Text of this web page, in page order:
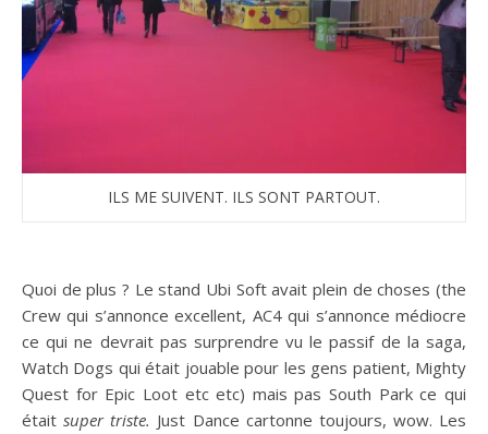
ILS ME SUIVENT. ILS SONT PARTOUT.
Quoi de plus ? Le stand Ubi Soft avait plein de choses (the
Crew qui s’annonce excellent, AC4 qui s’annonce médiocre
ce qui ne devrait pas surprendre vu le passif de la saga,
Watch Dogs qui était jouable pour les gens patient, Mighty
Quest for Epic Loot etc etc) mais pas South Park ce qui
étaitsuper triste. Just Dance cartonne toujours, wow. Les